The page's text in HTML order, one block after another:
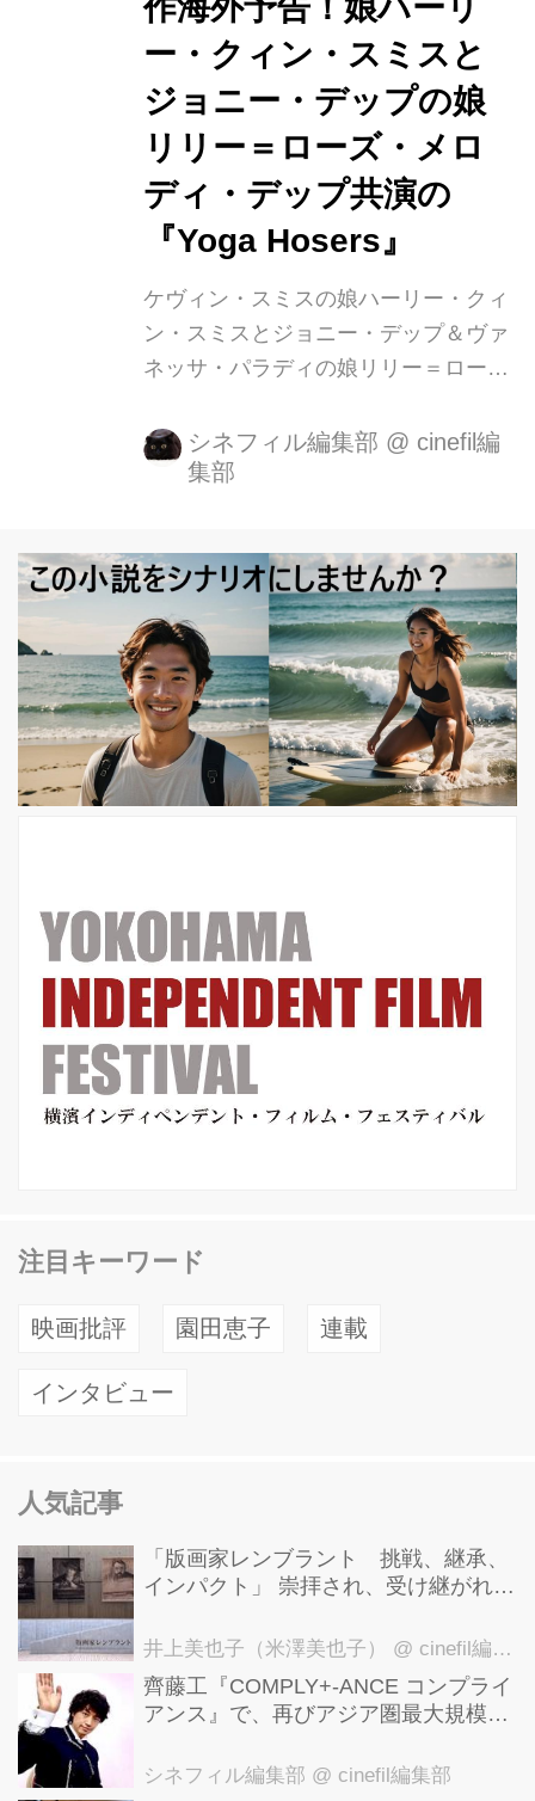
友で同じコンビニでバイトするコリー
ン・マッケンジーは本作の監督の娘ハ
ーレイ・クイン・スミスが務めます。
監督は『チェイシング・エイミー...
作海外予告！娘ハーリ
ー・クィン・スミスと
ジョニー・デップの娘
リリー＝ローズ・メロ
ディ・デップ共演の
『Yoga Hosers』
ケヴィン・スミスの娘ハーリー・クィ
ン・スミスとジョニー・デップ＆ヴァ
ネッサ・パラディの娘リリー＝ロー
に続いて共演していて、話題を呼んで
いるケヴィン・スミス監督最新コメデ
親も出演する親子総出の映画。 オタ
ク・カルチャーのカリスマとなってい
るケヴィン・スミスがメガホンを取る
このおバカ映画は“ ザ・トゥルー・ノ
ース・トリロジー ” という連作になっ
ている模様。第一弾が『Mr.タスク』で
第二弾がこの『Yoga Hosers』そし
シネフィル編集部 @ cinefil編
集部
注目キーワード
映画批評 園田恵子 連載
インタビュー
人気記事
「版画家レンブラント 挑戦、継承、
インパクト」 崇拝され、受け継がれ、
洋美術館にて9月23日まで開催中！
井上美也子（米澤美也子） @ cinefil編集部
齊藤工『COMPLY+-ANCE コンプライ
アンス』で、再びアジア圏最大規模の
ナショナル・パノラマ部門"に正式招
シネフィル編集部 @ cinefil編集部